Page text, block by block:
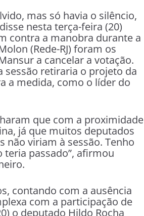
mas só havia o silêncio,
nesta terça-feira (20)
contra a manobra durante a
(Rede-RJ) foram os
a cancelar a votação.
sessão retiraria o projeto da
a medida, como o líder do
que com a proximidade
já que muitos deputados
não viriam à sessão. Tenho
teria passado”, afirmou
contando com a ausência
com a participação de
o deputado Hildo Rocha